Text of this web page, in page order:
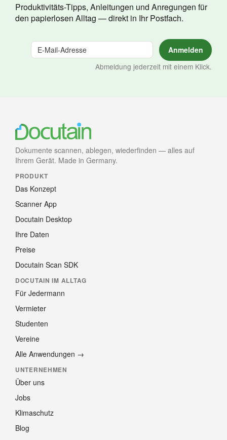
Produktivitäts-Tipps, Anleitungen und Anregungen für
den papierlosen Alltag — direkt in Ihr Postfach.
Abmeldung jederzeit mit einem Klick.
Dokumente scannen, ablegen, wiederfinden — alles auf
Ihrem Gerät. Made in Germany.
PRODUKT
Das Konzept
Scanner App
Docutain Desktop
Ihre Daten
Preise
Docutain Scan SDK
DOCUTAIN IM ALLTAG
Für Jedermann
Vermieter
Studenten
Vereine
Alle Anwendungen →
UNTERNEHMEN
Über uns
Jobs
Klimaschutz
Blog